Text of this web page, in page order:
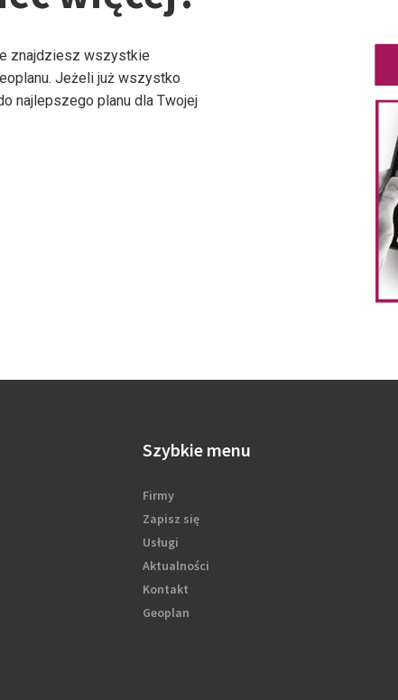
znajdziesz wszystkie
Jeżeli już wszystko
najlepszego planu dla Twojej
Szybkie menu
Firmy
Zapisz się
Usługi
Aktualności
Kontakt
Geoplan